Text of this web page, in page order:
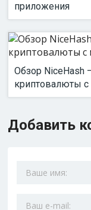
приложения
Обзор NiceHash
криптовалюты
Добавить